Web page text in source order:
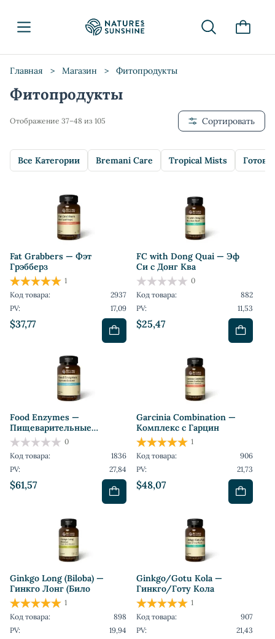
Главная > Магазин > Фитопродукты
Фитопродукты
Отображение 37–48 из 105 Сортировать
Все Категории Bremani Care Tropical Mists
Fat Grabbers — Фэт
Грэбберз
$37,77
1
Код товара:
2937
PV:
17,09
FC with Dong Quai — Эф
Си с Донг Ква
$25,47
0
Код товара:
882
PV:
11,53
Food Enzymes —
Пищеварительные
Ферменты
$61,57
0
Код товара:
1836
PV:
27,84
Garcinia Combination —
Комплекс с Гарцин
$48,07
1
Код товара:
906
PV:
21,73
Ginkgo Long (Biloba) —
Гинкго Лонг (Било
1
Код товара:
898
PV:
19,94
Ginkgo/Gotu Kola —
Гинкго/Готу Кола
1
Код товара:
907
PV:
21,43